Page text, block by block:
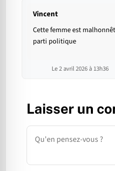
Vincent
Cette femme est
parti politique
Le 2 avril 2026 à 13h36
Laisser un
Commentaire